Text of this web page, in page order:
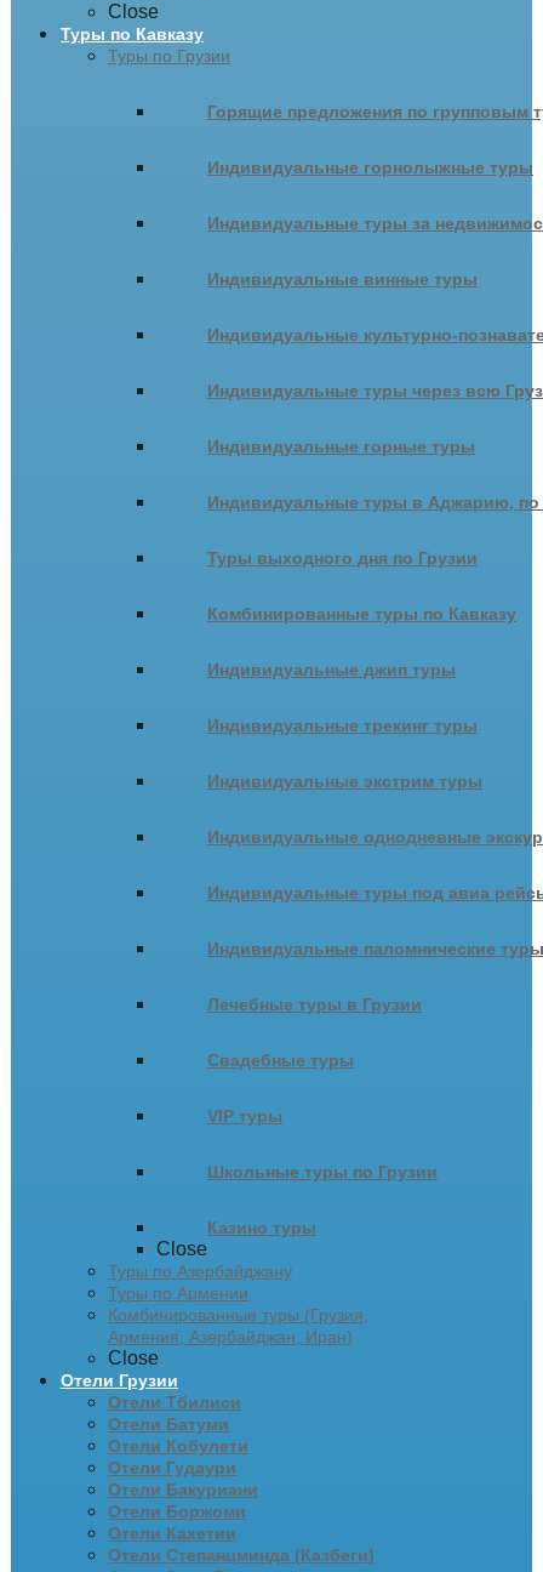
Close
Туры по Кавказу
Туры по Грузии
Горящие предложения по групповым
Индивидуальные горнолыжные туры
Индивидуальные туры за
Индивидуальные винные туры
Индивидуальные культурно-
Индивидуальные туры через всю
Индивидуальные горные туры
Индивидуальные туры в Аджарию,
Туры выходного дня по Грузии
Комбинированные туры по Кавказу
Индивидуальные джип туры
Индивидуальные трекинг туры
Индивидуальные экстрим туры
Индивидуальные однодневные
Индивидуальные туры под авиа
Индивидуальные паломнические туры
Лечебные туры в Грузии
Свадебные туры
VIP туры
Школьные туры по Грузии
Казино туры
Close
Туры по Азербайджану
Туры по Армении
Комбинированные туры (Грузия,
Армения, Азербайджан, Иран)
Close
Отели Грузии
Отели Тбилиси
Отели Батуми
Отели Кобулети
Отели Гудаури
Отели Бакуриани
Отели Боржоми
Отели Кахетии
Отели Степанцминда (Казбеги)